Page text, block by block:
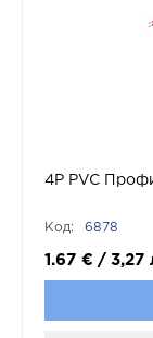
4P PVC
Код: 6878
1.67 € / 3,27